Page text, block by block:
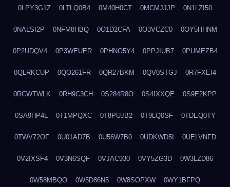
0LPY3G1Z 0LTLQ0B4 0M40H0CT 0MCMJJJP 0N1LZI50
0NALSI2P 0NFM8HBQ 0O1D2CFA 0O3VCZC0 0OY5HHNM
0P2UDQV4 0P3WEUER 0PHNO5Y4 0PPJIUB7 0PUMEZB4
0QLRKCUP 0QO261FR 0QR27BKM 0QV0STGJ 0R7FXEI4
0RCWTWLK 0RH9C3CH 0S284R8O 0S4IXXQE 0S9E2KPP
0SA9HP4L 0T1MPQXC 0T8PUJB2 0T9LQ0SF 0TDEQ0TY
0TWV72OF 0U01AD7B 0U56W7B0 0UDKWD5I 0UELVNFD
0V2IXSF4 0V3N6SQF 0VJAC930 0VY5ZG3D 0W3LZD86
0W58MBQO 0W5D86N5 0W8SOPXW 0WY1BFPQ